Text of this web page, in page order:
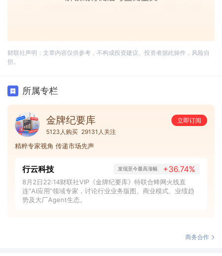
财联社声明：文章内容仅供参考，不构成投资建议。投资者据此操作，风险自
担。
所属专栏
金牌纪要库
立即订阅
5123人购买 29131人关注
精粹专家视角 传递市场先声
行云科技 发现至今最高涨幅 +36.74%
8月2日22:14财联社VIP《金牌纪要库》特联合蜂网火线直
连“AI应用”领域专家，讨论行业业务版图、商业模式、业绩趋
势及大厂Agent生态。
商务合作